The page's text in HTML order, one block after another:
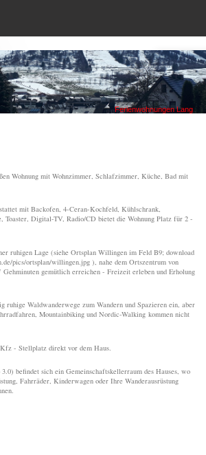
Ferienwohnungen Lang
Wohnung mit Wohnzimmer, Schlafzimmer, Küche, Bad mit
mit Backofen, 4-Ceran-Kochfeld, Kühlschrank,
Toaster, Digital-TV, Radio/CD bietet die Wohnung Platz für 2 -
ruhigen Lage (siehe Ortsplan Willingen im Feld B9; download
pics/ortsplan/willingen.jpg ), nahe dem Ortszentrum von
gemütlich erreichen - Freizeit erleben und Erholung
ruhige Waldwanderwege zum Wandern und Spazieren ein, aber
Mountainbiking und Nordic-Walking kommen nicht
- Stellplatz direkt vor dem Haus.
befindet sich ein Gemeinschaftskellerraum des Hauses, wo
Fahrräder, Kinderwagen oder Ihre Wanderausrüstung